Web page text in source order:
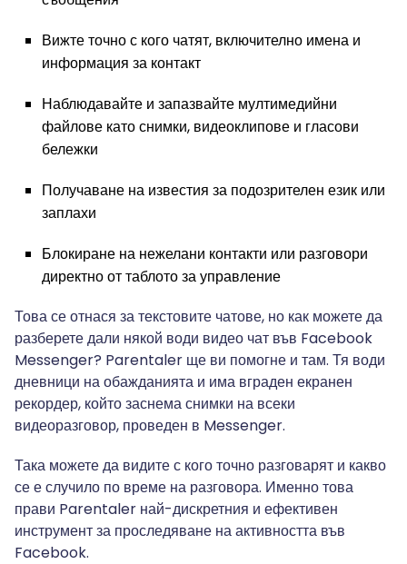
Вижте точно с кого чатят, включително имена и
информация за контакт
Наблюдавайте и запазвайте мултимедийни
файлове като снимки, видеоклипове и гласови
бележки
Получаване на известия за подозрителен език или
заплахи
Блокиране на нежелани контакти или разговори
директно от таблото за управление
Това се отнася за текстовите чатове, но как можете да
разберете дали някой води видео чат във Facebook
Messenger? Parentaler ще ви помогне и там. Тя води
дневници на обажданията и има вграден екранен
рекордер, който заснема снимки на всеки
видеоразговор, проведен в Messenger.
Така можете да видите с кого точно разговарят и какво
се е случило по време на разговора. Именно това
прави Parentaler най-дискретния и ефективен
инструмент за проследяване на активността във
Facebook.